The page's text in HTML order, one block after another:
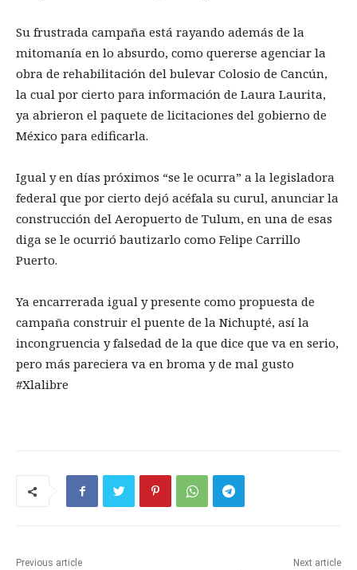
Su frustrada campaña está rayando además de la
mitomanía en lo absurdo, como quererse agenciar la
obra de rehabilitación del bulevar Colosio de Cancún,
la cual por cierto para información de Laura Laurita,
ya abrieron el paquete de licitaciones del gobierno de
México para edificarla.
Igual y en días próximos “se le ocurra” a la legisladora
federal que por cierto dejó acéfala su curul, anunciar la
construcción del Aeropuerto de Tulum, en una de esas
diga se le ocurrió bautizarlo como Felipe Carrillo
Puerto.
Ya encarrerada igual y presente como propuesta de
campaña construir el puente de la Nichupté, así la
incongruencia y falsedad de la que dice que va en serio,
pero más pareciera va en broma y de mal gusto
#Xlalibre
Previous article Next article